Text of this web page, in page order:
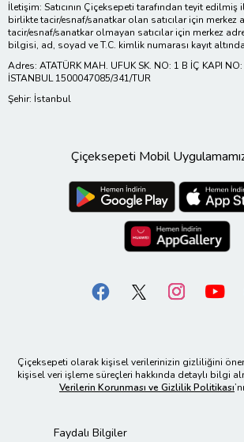
İletişim: Satıcının Çiçeksepeti tarafından teyit
birlikte tacir/esnaf/sanatkar olan satıcılar için merkez
tacir/esnaf/sanatkar olmayan satıcılar için merkez
bilgisi, ad, soyad ve T.C. kimlik numarası kayıt
Adres: ATATÜRK MAH. UFUK SK. NO: 1 B İÇ KAPI
İSTANBUL 1500047085/341/TUR
Şehir: İstanbul
Çiçeksepeti Mobil
Çiçeksepeti olarak kişisel verilerinizin gizliliğini
kişisel veri işleme süreçleri hakkında detaylı bilgi
Verilerin Korunması ve Gizlilik Politikası
Faydalı Bilgiler